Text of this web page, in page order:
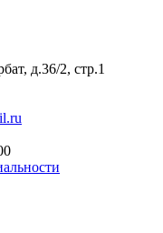
д.36/2, стр.1